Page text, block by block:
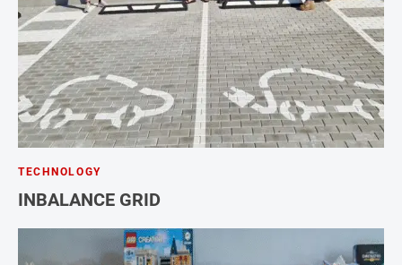
TECHNOLOGY
INBALANCE GRID